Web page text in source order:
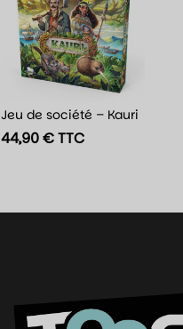
Jeu de société – Kauri
44,90€TTC